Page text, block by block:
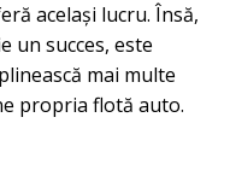
același lucru. Însă,
un succes, este
mai multe
propria flotă auto.